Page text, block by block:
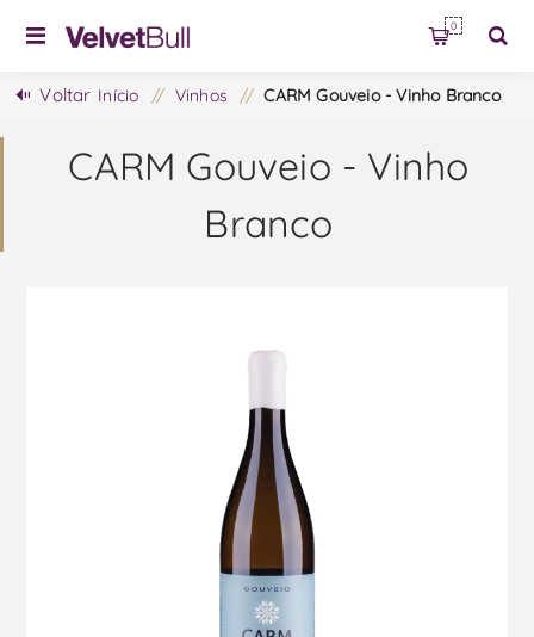
0
Voltar Início / Vinhos / CARM Gouveio - Vinho Branco
CARM Gouveio - Vinho
Branco